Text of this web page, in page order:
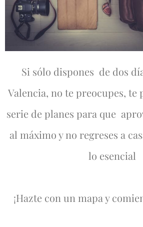
Si sólo dispones de dos
Valencia, no te preocupes, te
serie de planes para que
al máximo y no regreses a
lo esencial
¡Hazte con un mapa y